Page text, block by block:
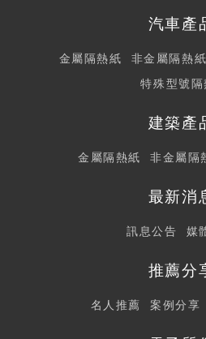
汽車產
金屬隔熱紙 非金屬隔熱紙
特殊型號隔
建築產
金屬隔熱紙 非金屬隔
最新消
訊息公告 媒
推薦分
名人推薦 案例分享